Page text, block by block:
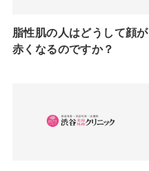
脂性肌の人はどうして顔が
赤くなるのですか？